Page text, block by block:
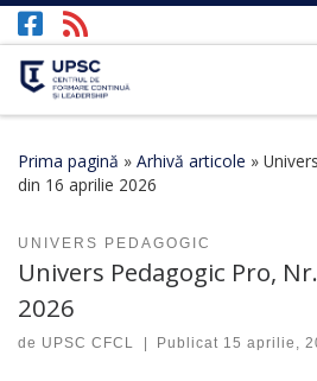
Afișează întregul conținut
Prima pagină » Arhivă articole »
din 16 aprilie 2026
UNIVERS PEDAGOGIC
Univers Pedagogic Pro,
2026
de UPSC CFCL Publicat 15 aprilie,